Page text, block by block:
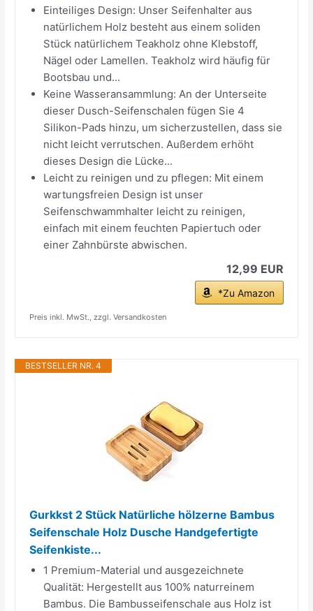
Einteiliges Design: Unser Seifenhalter aus
natürlichem Holz besteht aus einem soliden
Stück natürlichem Teakholz ohne Klebstoff,
Nägel oder Lamellen. Teakholz wird häufig für
Bootsbau und...
Keine Wasseransammlung: An der Unterseite
dieser Dusch-Seifenschalen fügen Sie 4
Silikon-Pads hinzu, um sicherzustellen, dass sie
nicht leicht verrutschen. Außerdem erhöht
dieses Design die Lücke...
Leicht zu reinigen und zu pflegen: Mit einem
wartungsfreien Design ist unser
Seifenschwammhalter leicht zu reinigen,
einfach mit einem feuchten Papiertuch oder
einer Zahnbürste abwischen.
12,99 EUR
*Zu Amazon
Preis inkl. MwSt., zzgl. Versandkosten
BESTSELLER NR. 4
Gurkkst 2 Stück Natürliche hölzerne Bambus
Seifenschale Holz Dusche Handgefertigte
Seifenkiste...
1 Premium-Material und ausgezeichnete
Qualität: Hergestellt aus 100% naturreinem
Bambus. Die Bambusseifenschale aus Holz ist